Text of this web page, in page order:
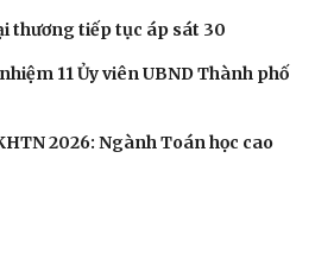
thương tiếp tục áp sát 30
11 Ủy viên UBND Thành phố
2026: Ngành Toán học cao